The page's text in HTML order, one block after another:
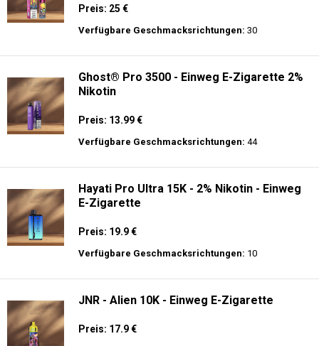
Preis: 25 €
Verfügbare Geschmacksrichtungen: 30
Ghost® Pro 3500 - Einweg E-Zigarette 2%
Nikotin
Preis: 13.99 €
Verfügbare Geschmacksrichtungen: 44
Hayati Pro Ultra 15K - 2% Nikotin - Einweg
E-Zigarette
Preis: 19.9 €
Verfügbare Geschmacksrichtungen: 10
JNR - Alien 10K - Einweg E-Zigarette
Preis: 17.9 €